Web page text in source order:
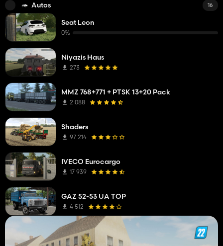
Autos 16
Seat Leon
0%
Niyazis Haus
273
MMZ 768+771 + PTSK 13+20 Pack
2 088
Shaders
97 214
IVECO Eurocargo
17 939
GAZ 52-53 UA TOP
4 512